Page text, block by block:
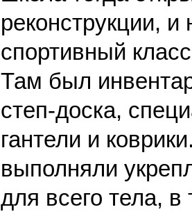
реконструкции,
спортивный
Там был
степ-доска,
гантели и
выполняли
для всего тела,